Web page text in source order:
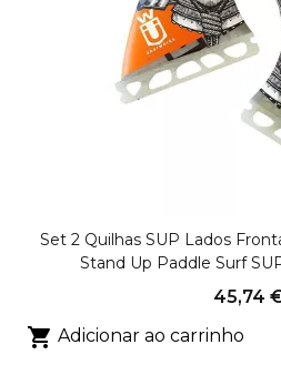
Set 2 Quilhas SUP Lados
Stand Up Paddle Surf
45,74
 Adicionar ao carrinho